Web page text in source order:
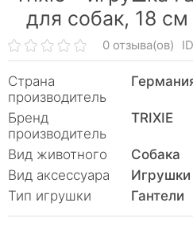
для собак, 18 см
0 отзыва(ов)
Страна
производитель
Бренд
производитель
TRIXIE
Вид животного
Собака
Вид аксессуара
Игрушки
Тип игрушки
Гантели